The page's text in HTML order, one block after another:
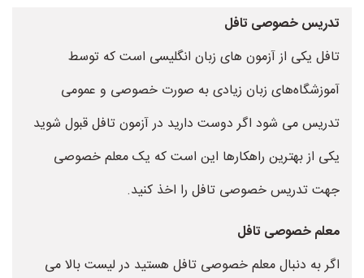
تدریس خصوصی تافل
تافل یکی از آزمون های زبان انگلیسی است که توسط
آموزشگاه‌های زبان زیادی به صورت خصوصی و عمومی
تدریس می شود اگر دوست دارید در آزمون تافل قبول شوید
یکی از بهترین راهکارها این است که یک معلم خصوصی
جهت تدریس خصوصی تافل را اخذ کنید.
معلم خصوصی تافل
اگر به دنبال معلم خصوصی تافل هستید در لیست بالا می